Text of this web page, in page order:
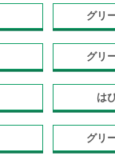
グリ
グリ
は
グリ